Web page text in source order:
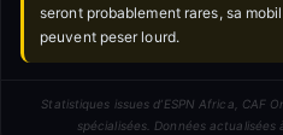
seront probablement rares, sa
peuvent peser lourd.
Statistiques issues d’ESPN Africa, CAF
spécialisées. Données actualisées